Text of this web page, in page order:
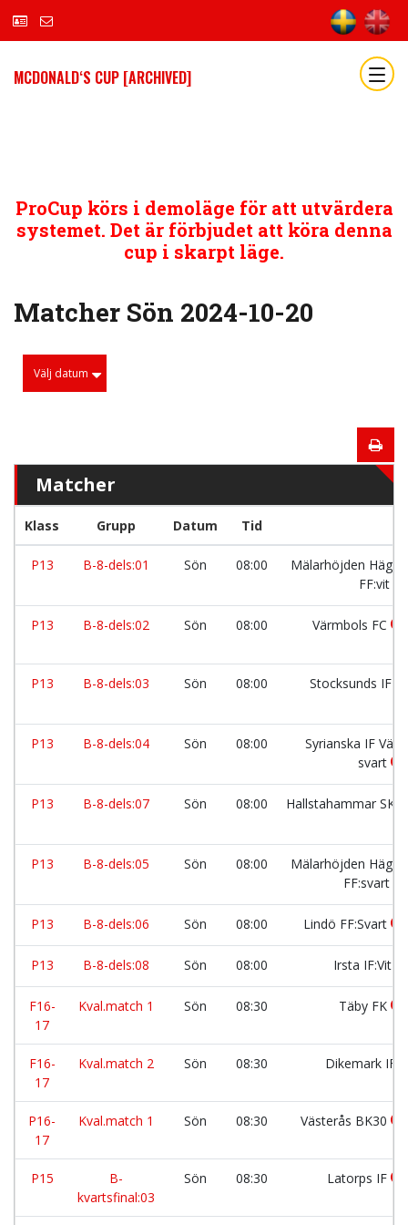
MCDONALD‘S CUP [ARCHIVED]
ProCup körs i demoläge för att utvärdera
systemet. Det är förbjudet att köra denna
cup i skarpt läge.
Matcher Sön 2024-10-20
Välj datum
Matcher
Klass Grupp Datum Tid
P13 B-8-dels:01 Sön 08:00
Mälarhöjden
FF:vit
P13 B-8-dels:02 Sön 08:00 Värmbols FC
P13 B-8-dels:03 Sön 08:00 Stocksunds IF
P13 B-8-dels:04 Sön 08:00
Syrianska IF
svart
P13 B-8-dels:07 Sön 08:00 Hallstahammar
P13 B-8-dels:05 Sön 08:00
Mälarhöjden
FF:svart
P13 B-8-dels:06 Sön 08:00 Lindö FF:Svart
P13 B-8-dels:08 Sön 08:00 Irsta IF:Vit
F16-
17
Kval.match 1 Sön 08:30 Täby FK
F16-
17
Kval.match 2 Sön 08:30 Dikemark IF
P16-
17
Kval.match 1 Sön 08:30 Västerås BK30
P15
B-
kvartsfinal:03
Sön 08:30 Latorps IF